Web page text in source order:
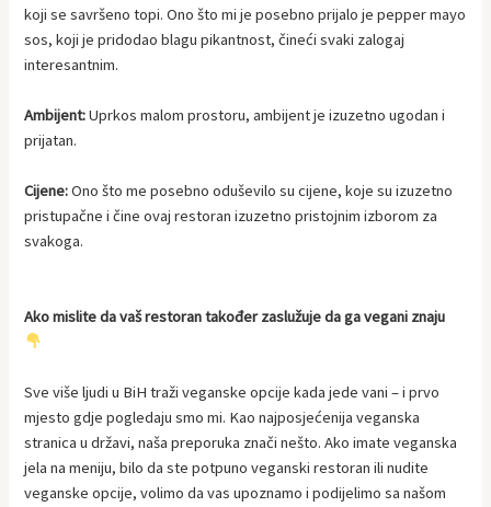
koji se savršeno topi. Ono što mi je posebno prijalo je pepper mayo
sos, koji je pridodao blagu pikantnost, čineći svaki zalogaj
interesantnim.
Ambijent:Uprkos malom prostoru, ambijent je izuzetno ugodan i
prijatan.
Cijene:Ono što me posebno oduševilo su cijene, koje su izuzetno
pristupačne i čine ovaj restoran izuzetno pristojnim izborom za
svakoga.
Ako mislite da vaš restoran također zaslužuje da ga vegani znaju
Sve više ljudi u BiH traži veganske opcije kada jede vani – i prvo
mjesto gdje pogledaju smo mi. Kao najposjećenija veganska
stranica u državi, naša preporuka znači nešto. Ako imate veganska
jela na meniju, bilo da ste potpuno veganski restoran ili nudite
veganske opcije, volimo da vas upoznamo i podijelimo sa našom